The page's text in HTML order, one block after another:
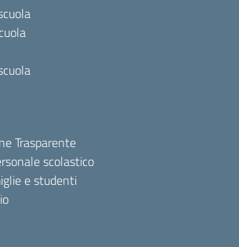
Trasparente
scolastico
e studenti